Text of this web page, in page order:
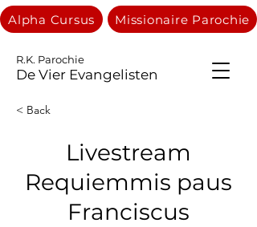
R.K. Parochie
De Vier Evangelisten
Alpha Cursus Missionaire Parochie
< Back
Livestream
Requiemmis paus
Franciscus